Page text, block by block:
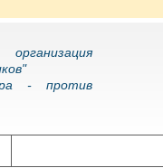
- против